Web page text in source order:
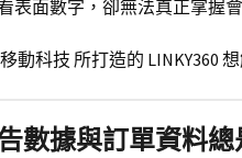
表面數字，卻無法真正掌握
動科技 所打造的 LINKY360
數據與訂單資料總